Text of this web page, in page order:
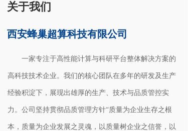
关于我们
西安蜂巢超算科技有限公司
高科技技术企业。我们的核心团队在多年的研发及生产
经验积淀下，展现出雄厚的生产、技术与品质管控实
力。公司坚持贯彻品质管理方针“质量为企业生存之根
本，质量为企业发展之灵魂，以质量树企业之信誉，以